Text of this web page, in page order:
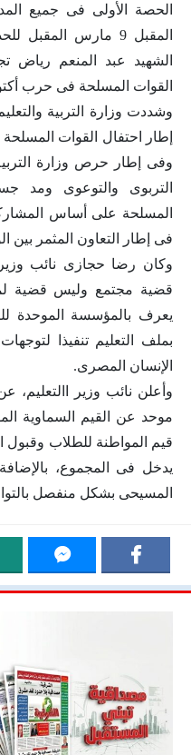
الحصة الأولى فى جميع
المقبل 9 مارس
الشهيد عبد المنعم رياض
القوات المسلحة فى حرب
وشددت وزارة التربية
وفى إطار حرص وزارة التربية
التربوى والتوعوى ومد
المسلحة على أساس
فى إطار التعاون المثمر بين
وكان رضا حجازى نائب وزير
قضية مجتمع وليس قضية
يعرف بالمؤسسة الموحدة
بملف التعليم تنفيذا
الإنسان المصرى.
وأعلن نائب وزير
موحد عن القيم السماوية
قيم المواطنة للطلاب
يدخل فى المجموع،
المسيحى بشكل منفصل